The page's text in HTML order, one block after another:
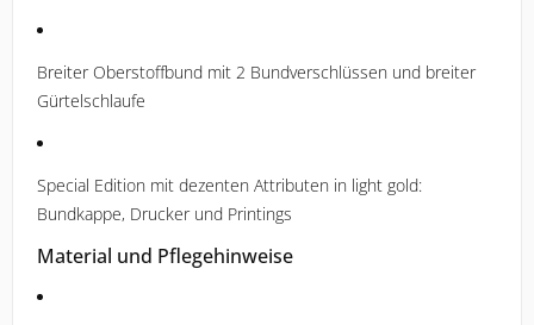
Breiter Oberstoffbund mit 2 Bundverschlüssen und breiter
Gürtelschlaufe
Special Edition mit dezenten Attributen in light gold:
Bundkappe, Drucker und Printings
Material und Pflegehinweise